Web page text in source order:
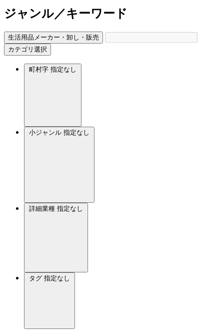
ジャンル／キーワード
生活用品メーカー・卸し・販売
カテゴリ選択
町村字 指定なし
小ジャンル 指定なし
詳細業種 指定なし
タグ 指定なし